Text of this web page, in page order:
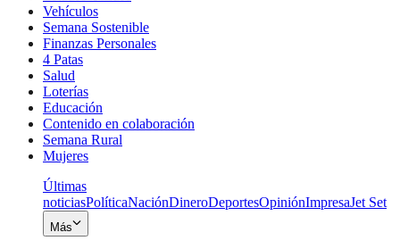
Vehículos
Semana Sostenible
Finanzas Personales
4 Patas
Salud
Loterías
Educación
Contenido en colaboración
Semana Rural
Mujeres
Últimas
noticiasPolíticaNaciónDineroDeportesOpiniónImpresaJet Set
Más